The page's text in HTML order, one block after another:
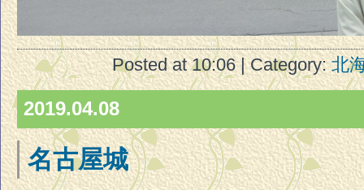
Posted at 10:06 | Category:北
2019.04.08
名古屋城